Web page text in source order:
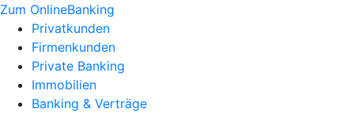
Zum OnlineBanking
Privatkunden
Firmenkunden
Private Banking
Immobilien
Banking & Verträge